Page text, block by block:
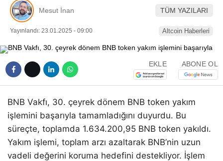
Telegram
Mesut İnan TÜM YAZILARI
Yayınlandı: 23.01.2025 - 09:00 Altcoin Haberleri
EKLE ABONE OL
BNB Vakfı, 30. çeyrek dönem BNB token yakım
işlemini başarıyla tamamladığını duyurdu. Bu
süreçte, toplamda 1.634.200,95 BNB token yakıldı.
Yakım işlemi, toplam arzı azaltarak BNB’nin uzun
vadeli değerini koruma hedefini destekliyor. İşlem